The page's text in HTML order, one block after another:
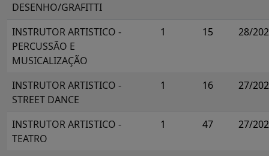
DESENHO/GRAFITTI
INSTRUTOR ARTISTICO -
PERCUSSÃO E
MUSICALIZAÇÃO
1 15 28/
INSTRUTOR ARTISTICO -
STREET DANCE
1 16 27/
INSTRUTOR ARTISTICO -
TEATRO
1 47 27/